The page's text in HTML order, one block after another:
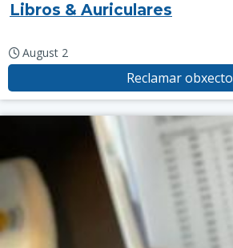
Libros & Auriculares
August 2
Reclamar obxecto